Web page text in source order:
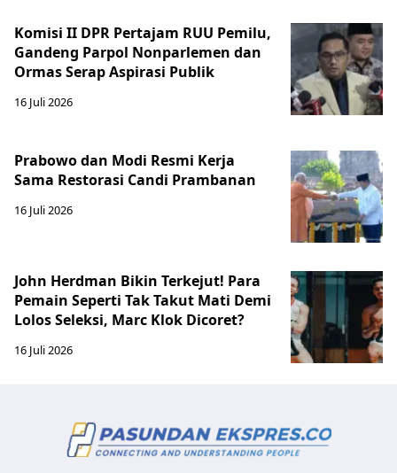
Komisi II DPR Pertajam RUU Pemilu,
Gandeng Parpol Nonparlemen dan
Ormas Serap Aspirasi Publik
16 Juli 2026
Prabowo dan Modi Resmi Kerja
Sama Restorasi Candi Prambanan
16 Juli 2026
John Herdman Bikin Terkejut! Para
Pemain Seperti Tak Takut Mati Demi
Lolos Seleksi, Marc Klok Dicoret?
16 Juli 2026